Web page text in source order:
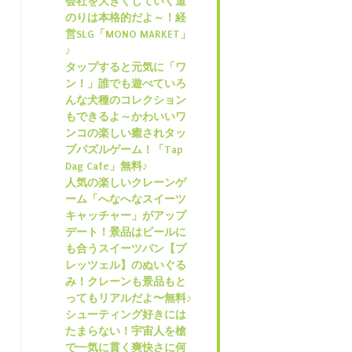
のりは本格的だよ～！経
営SLG「MONO MARKET」
♪
タップすると元気に「ワ
ン！」誰でも遊べていろ
んな犬種のコレクション
もできるよ～かわいいワ
ンコの楽しい癒されタッ
プパズルゲーム！「Tap
Dag Cafe」無料♪
人気の楽しいクレーンゲ
ーム「へなへなスイーツ
キャッチャー」がアップ
デート！景品はビールに
も合うスイーツパン【プ
レッツェル】のぬいぐる
み！クレーンも景品もと
ってもリアルだよ〜無料♪
シューティング好きには
たまらない！宇宙人を槍
で一気に貫く爽快さに何